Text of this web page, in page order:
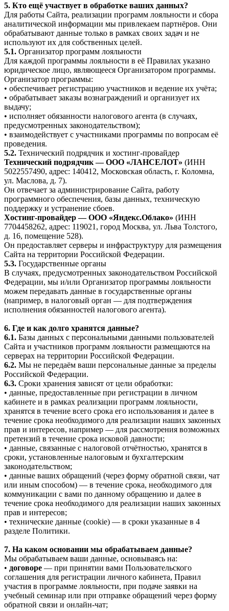
5. Кто ещё участвует в обработке ваших данных?
Для работы Сайта, реализации программ лояльности и сбора
аналитической информации мы привлекаем партнёров. Они
обрабатывают данные только в рамках своих задач и не
используют их для собственных целей.
5.1. Организатор программ лояльности
Для каждой программы лояльности в её Правилах указано
юридическое лицо, являющееся Организатором программы.
Организатор программы:
• обеспечивает регистрацию участников и ведение их учёта;
• обрабатывает заказы вознаграждений и организует их
выдачу;
• исполняет обязанности налогового агента (в случаях,
предусмотренных законодательством);
• взаимодействует с участниками программы по вопросам её
проведения.
5.2. Технический подрядчик и хостинг-провайдер
Технический подрядчик — ООО «ЛАНСЕЛОТ» (ИНН
5022557490, адрес: 140412, Московская область, г. Коломна,
ул. Маслова, д. 7).
Он отвечает за администрирование Сайта, работу
программного обеспечения, базы данных, техническую
поддержку и устранение сбоев.
Хостинг-провайдер — ООО «Яндекс.Облако» (ИНН
7704458262, адрес: 119021, город Москва, ул. Льва Толстого,
д. 16, помещение 528).
Он предоставляет серверы и инфраструктуру для размещения
Сайта на территории Российской Федерации.
5.3. Государственные органы
В случаях, предусмотренных законодательством Российской
Федерации, мы и/или Организатор программы лояльности
можем передавать данные в государственные органы
(например, в налоговый орган — для подтверждения
исполнения обязанностей налогового агента).
6. Где и как долго хранятся данные?
6.1. Базы данных с персональными данными пользователей
Сайта и участников программ лояльности размещаются на
серверах на территории Российской Федерации.
6.2. Мы не передаём ваши персональные данные за пределы
Российской Федерации.
6.3. Сроки хранения зависят от цели обработки:
• данные, предоставленные при регистрации в личном
кабинете и в рамках реализации программ лояльности,
хранятся в течение всего срока его использования и далее в
течение срока необходимого для реализации наших законных
прав и интересов, например — для рассмотрения возможных
претензий в течение срока исковой давности;
• данные, связанные с налоговой отчётностью, хранятся в
сроки, установленные налоговым и бухгалтерским
законодательством;
• данные ваших обращений (через форму обратной связи, чат
или иным способом) — в течение срока, необходимого для
коммуникации с вами по данному обращению и далее в
течение срока необходимого для реализации наших законных
прав и интересов;
• технические данные (cookie) — в сроки указанные в 4
разделе Политики.
7. На каком основании мы обрабатываем данные?
Мы обрабатываем ваши данные, основываясь на:
• договоре — при принятии вами Пользовательского
соглашения для регистрации личного кабинета, Правил
участия в программе лояльности, при подаче заявки на
учебный семинар или при отправке обращений через форму
обратной связи и онлайн-чат;